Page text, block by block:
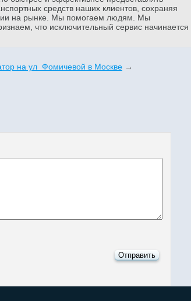
средств наших клиентов, сохраняя
на рынке. Мы помогаем людям. Мы
что исключительный сервис начинается
на ул Фомичевой в Москве →